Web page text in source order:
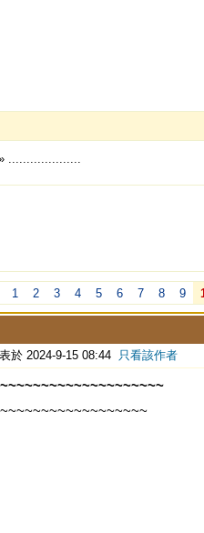
....................
1 2 3 4 5 6 7 8 9
於 2024-9-15 08:44 只看該作者